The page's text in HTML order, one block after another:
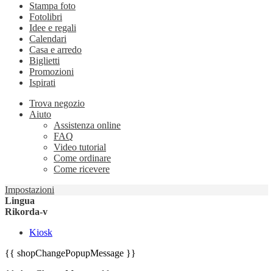
Stampa foto
Fotolibri
Idee e regali
Calendari
Casa e arredo
Biglietti
Promozioni
Ispirati
Trova negozio
Aiuto
Assistenza online
FAQ
Video tutorial
Come ordinare
Come ricevere
Impostazioni
Lingua
Rikorda-v
Kiosk
{{ shopChangePopupMessage }}